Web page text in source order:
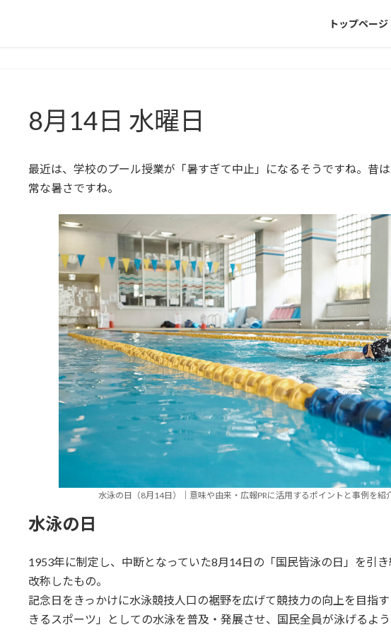
トップページ
8月14日 水曜日
最近は、学校のプール授業が「暑すぎて中止」になるそうですね。昔
常な暑さですね。
水泳の日（8月14日）｜意味や由来・広報PRに活用するポイントと事例を紹
水泳の日
1953年に制定し、中断となっていた8月14日の「国民皆泳の日」を引
改称したもの。
記念日をきっかけに水泳競技人口の裾野を広げて競技力の向上を目指
きるスポーツ」としての水泳を普及・発展させ、国民全員が泳げるよ